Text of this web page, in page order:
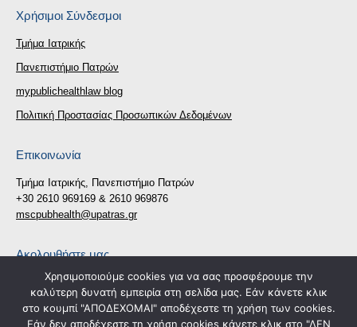
Χρήσιμοι Σύνδεσμοι
Τμήμα Ιατρικής
Πανεπιστήμιο Πατρών
mypublichealthlaw blog
Πολιτική Προστασίας Προσωπικών Δεδομένων
Επικοινωνία
Τμήμα Ιατρικής, Πανεπιστήμιο Πατρών
+30 2610 969169 & 2610 969876
mscpubhealth@upatras.gr
Ακολουθήστε μας
Find us on:
Facebook
page
X
page
Χρησιμοποιούμε cookies για να σας προσφέρουμε την
καλύτερη δυνατή εμπειρία στη σελίδα μας. Εάν κάνετε κλικ
στο κουμπί "ΑΠΟΔΕΧΟΜΑΙ" αποδέχεστε τη χρήση των cookies.
Εάν δεν αποδέχεστε τη χρήση cookies κάνετε κλικ στο "ΔΕΝ